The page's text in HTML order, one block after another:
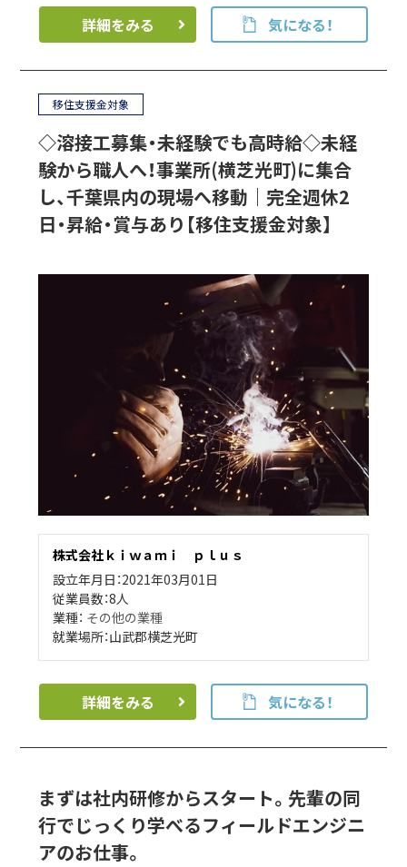
詳細をみる 気になる！
移住支援金対象
◇溶接工募集・未経験でも高時給◇未経
験から職人へ！事業所(横芝光町)に集合
し、千葉県内の現場へ移動｜完全週休2
日・昇給・賞与あり【移住支援金対象】
株式会社ｋｉｗａｍｉ ｐｌｕｓ
設立年月日：2021年03月01日
従業員数：8人
業種： その他の業種
就業場所：山武郡横芝光町
詳細をみる 気になる！
まずは社内研修からスタート。先輩の同
行でじっくり学べるフィールドエンジニ
アのお仕事。